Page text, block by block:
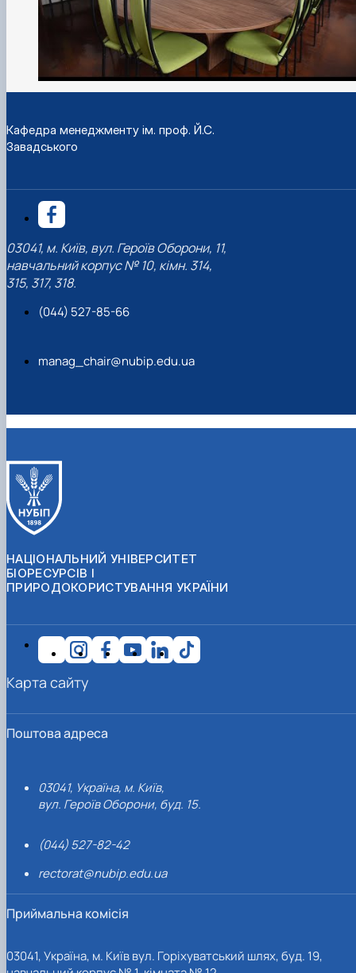
Кафедра менеджменту ім. проф. Й.С.
Завадського
03041, м. Київ, вул. Героїв Оборони, 11,
навчальний корпус № 10, кімн. 314,
315, 317, 318.
(044) 527-85-66
manag_chair@nubip.edu.ua
НАЦІОНАЛЬНИЙ УНІВЕРСИТЕТ
БІОРЕСУРСІВ І
ПРИРОДОКОРИСТУВАННЯ УКРАЇНИ
Поштова адреса
03041, Україна, м. Київ,
вул. Героїв Оборони, буд. 15.
(044) 527-82-42
rectorat@nubip.edu.ua
Приймальна комісія
03041, Україна, м. Київ вул. Горіхуватський шлях, буд. 19,
Карта сайту